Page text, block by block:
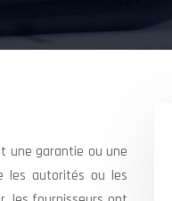
une garantie ou une
les autorités ou les